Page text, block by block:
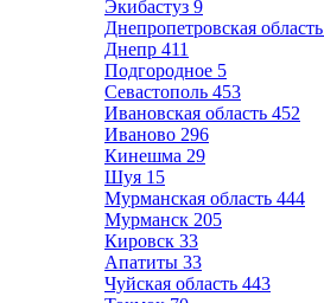
Экибастуз 9
Днепропетровская область
Днепр 411
Подгородное 5
Севастополь 453
Ивановская область 452
Иваново 296
Кинешма 29
Шуя 15
Мурманская область 444
Мурманск 205
Кировск 33
Апатиты 33
Чуйская область 443